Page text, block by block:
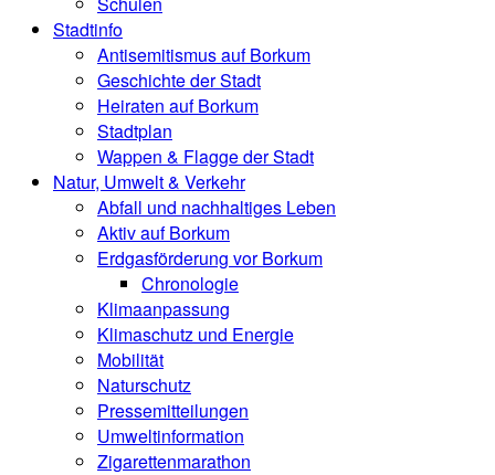
Stadtinfo
Antisemitismus auf Borkum
Geschichte der Stadt
Heiraten auf Borkum
Stadtplan
Wappen & Flagge der Stadt
Natur, Umwelt & Verkehr
Abfall und nachhaltiges Leben
Aktiv auf Borkum
Erdgasförderung vor Borkum
Chronologie
Klimaanpassung
Klimaschutz und Energie
Mobilität
Naturschutz
Pressemitteilungen
Umweltinformation
Zigarettenmarathon